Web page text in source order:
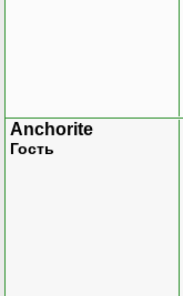
Anchorite
Гость